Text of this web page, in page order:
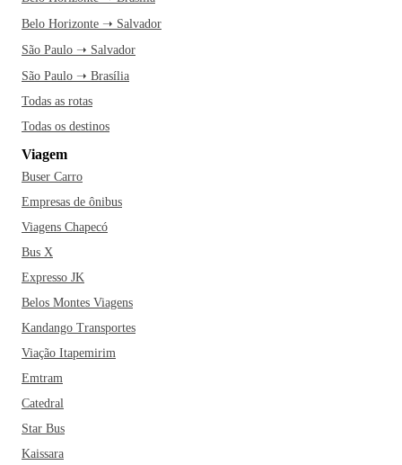
Belo Horizonte ➝ Salvador
São Paulo ➝ Salvador
São Paulo ➝ Brasília
Todas as rotas
Todas os destinos
Viagem
Buser Carro
Empresas de ônibus
Viagens Chapecó
Bus X
Expresso JK
Belos Montes Viagens
Kandango Transportes
Viação Itapemirim
Emtram
Catedral
Star Bus
Kaissara